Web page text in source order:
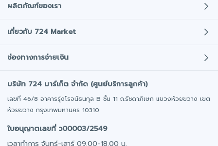
ผลิตภัณฑ์ของเรา
ประกันภัยรถยนต์
พ.ร.บ. รถยนต์
ออฟฟิศให้เช่า
รถยนต์มือสอง
วางแผนการลงทุน
เกี่ยวกับ 724 Market
โปรโมชั่น
ติดต่อเรา
ร่วมงานกับเรา
นักลงทุนสัมพันธ์​
ช่องทางการจ่ายเงิน
โอนเงินเข้าบริษัทประกันโดยตรง
มั่นใจได้ทุกการชำระเงิน
ชำระเงินผ่านบัตรเครดิต / เดบิต
มีผ่อน 0% นาน 10 เดือน
บริษัท 724 มาร์เก็ต จำกัด (ศูนย์บริการลูกค้า)
เลขที่ 46/8 อาคารรุ่งโรจน์ธนกุล B ชั้น 11 ถ.รัชดาภิเษก แขวงห้วยขวาง เขต
ห้วยขวาง กรุงเทพมหานคร 10310
ใบอนุญาตเลขที่ ว00003/2549
เวลาทำการ จันทร์-เสาร์ 09.00-18.00 น.